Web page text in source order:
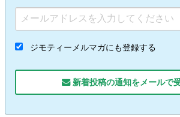
ジモティーメルマガにも登録する
新着投稿の通知をメールで